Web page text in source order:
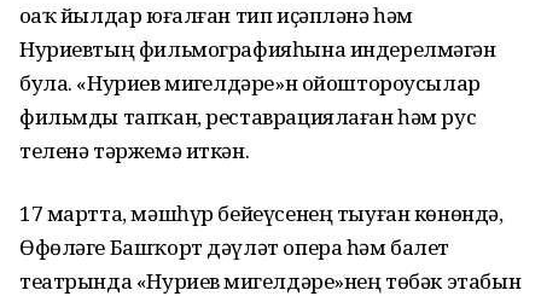
оҙаҡ йылдар юғалған тип иҫәпләнә һәм
Нуриевтың фильмографияһына индерелмәгән
була. «Нуриев миҙгелдәре»н ойоштороусылар
фильмды тапҡан, реставрациялаған һәм рус
теленә тәржемә иткән.
17 мартта, мәшһүр бейеүсенең тыуған көнөндә,
Өфөләге Башҡорт дәүләт опера һәм балет
театрында «Нуриев миҙгелдәре»нең төбәк этабын